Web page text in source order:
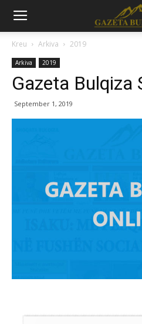
Kreu Arkiva 2019
Arkiva 2019
Gazeta Bulqiza
September 1, 2019